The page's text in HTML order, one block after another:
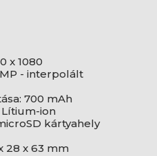
x 1080
- interpolált
700 mAh
ion
kártyahely
28 x 63 mm